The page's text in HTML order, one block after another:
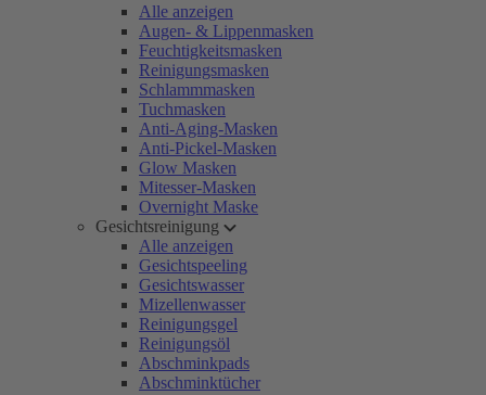
Alle anzeigen
Augen- & Lippenmasken
Feuchtigkeitsmasken
Reinigungsmasken
Schlammmasken
Tuchmasken
Anti-Aging-Masken
Anti-Pickel-Masken
Glow Masken
Mitesser-Masken
Overnight Maske
Gesichtsreinigung
Alle anzeigen
Gesichtspeeling
Gesichtswasser
Mizellenwasser
Reinigungsgel
Reinigungsöl
Abschminkpads
Abschminktücher